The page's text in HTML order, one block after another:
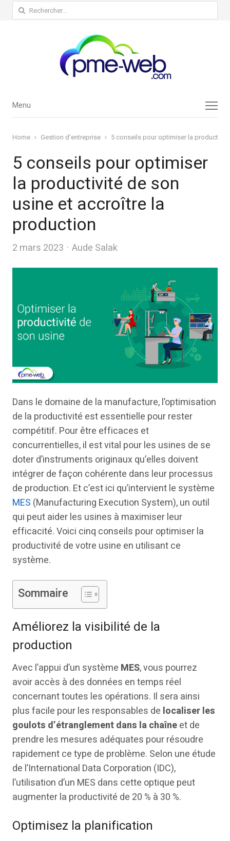
Rechercher :
Menu
Menu
Home Gestion d'entreprise 5 conseils pour optimiser la
5 conseils pour optimiser
la productivité de son
usine et accroître la
production
2 mars 2023 Author
Aude Salak
Dans le domaine de la manufacture, l’optimisation
de la productivité est essentielle pour rester
compétitif. Pour être efficaces et
concurrentielles, il est vital pour les usines de se
doter d’instruments originaux qu’elles doivent
intégrer de façon cohérente dans leur processus
de production. Et c’est ici qu’intervient le système
MES (Manufacturing Execution System), un outil
qui peut aider les usines à maximiser leur
efficacité. Voici cinq conseils pour optimiser la
productivité de votre usine en utilisant ce
système.
Sommaire
Améliorez la visibilité de la
production
Avec l’appui d’un système MES, vous pourrez
avoir accès à des données en temps réel
concernant toutes les opérations. Il sera ainsi
plus facile pour les responsables de localiser les
goulots d’étranglement dans la chaîneet de
prendre les mesures adéquates pour résoudre
rapidement ce type de problème. Selon une étude
de l’International Data Corporation (IDC),
l’utilisation d’un MES dans cette optique peut
augmenter la productivité de 20 % à 30 %.
Optimisez la planification